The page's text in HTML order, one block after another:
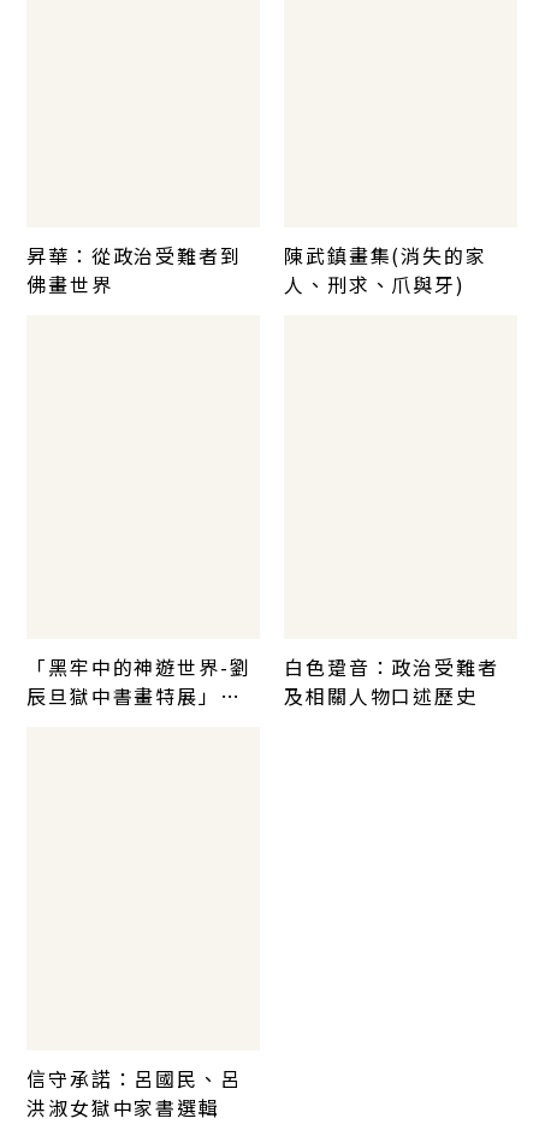
昇華：從政治受難者到
佛畫世界
陳武鎮畫集(消失的家
人、刑求、爪與牙)
「黑牢中的神遊世界-劉
辰旦獄中書畫特展」圖
白色跫音：政治受難者
及相關人物口述歷史
信守承諾：呂國民、呂
洪淑女獄中家書選輯